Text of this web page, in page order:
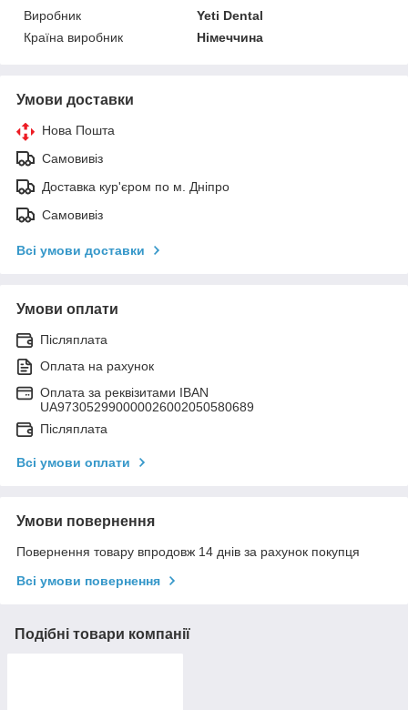
Виробник
Yeti Dental
Країна виробник
Німеччина
Умови доставки
Нова Пошта
Самовивіз
Доставка кур'єром по м. Дніпро
Самовивіз
Всі умови доставки
Умови оплати
Післяплата
Оплата на рахунок
Оплата за реквізитами IBAN
UA973052990000026002050580689
Післяплата
Всі умови оплати
Умови повернення
Повернення товару впродовж 14 днів за рахунок покупця
Всі умови повернення
Подібні товари компанії